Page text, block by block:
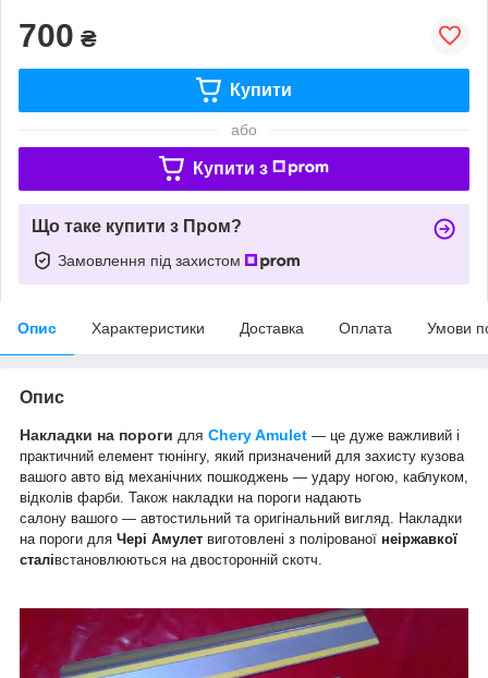
700 ₴
Купити
або
Купити з
Що таке купити з Пром?
Замовлення під захистом
Опис Характеристики Доставка Оплата Умови
Опис
Накладки на пороги для Chery Amulet — це дуже важливий і
практичний елемент тюнінгу, який призначений для захисту кузова
вашого авто від механічних пошкоджень — удару ногою, каблуком,
відколів фарби. Також накладки на пороги надають
салону вашого — автостильний та оригінальний вигляд. Накладки
на пороги для Чері Амулет виготовлені з полірованої неіржавкої
сталівстановлюються на двосторонній скотч.